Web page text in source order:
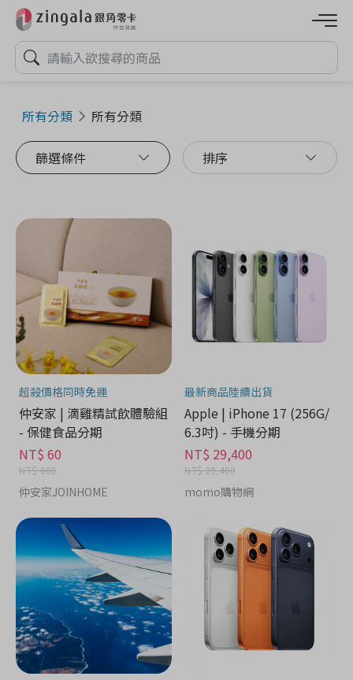
所有分類 所有分類
篩選條件 排序
超殺價格同時免運
仲安家 | 滴雞精試飲體驗組
- 保健食品分期
NT$ 60
NT$ 660
仲安家JOINHOME
最新商品陸續出貨
Apple | iPhone 17 (256G/
6.3吋) - 手機分期
NT$ 29,400
NT$ 29,400
momo購物網